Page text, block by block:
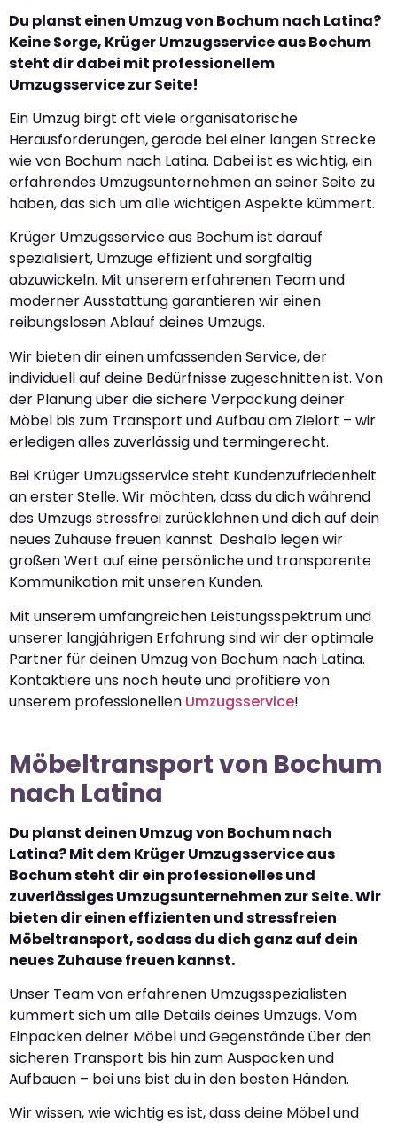
Du planst einen Umzug von Bochum nach Latina?
Keine Sorge, Krüger Umzugsservice aus Bochum
steht dir dabei mit professionellem
Umzugsservice zur Seite!
Ein Umzug birgt oft viele organisatorische
Herausforderungen, gerade bei einer langen Strecke
wie von Bochum nach Latina. Dabei ist es wichtig, ein
erfahrendes Umzugsunternehmen an seiner Seite zu
haben, das sich um alle wichtigen Aspekte kümmert.
Krüger Umzugsservice aus Bochum ist darauf
spezialisiert, Umzüge effizient und sorgfältig
abzuwickeln. Mit unserem erfahrenen Team und
moderner Ausstattung garantieren wir einen
reibungslosen Ablauf deines Umzugs.
Wir bieten dir einen umfassenden Service, der
individuell auf deine Bedürfnisse zugeschnitten ist. Von
der Planung über die sichere Verpackung deiner
Möbel bis zum Transport und Aufbau am Zielort – wir
erledigen alles zuverlässig und termingerecht.
Bei Krüger Umzugsservice steht Kundenzufriedenheit
an erster Stelle. Wir möchten, dass du dich während
des Umzugs stressfrei zurücklehnen und dich auf dein
neues Zuhause freuen kannst. Deshalb legen wir
großen Wert auf eine persönliche und transparente
Kommunikation mit unseren Kunden.
Mit unserem umfangreichen Leistungsspektrum und
unserer langjährigen Erfahrung sind wir der optimale
Partner für deinen Umzug von Bochum nach Latina.
Kontaktiere uns noch heute und profitiere von
unserem professionellen Umzugsservice!
Möbeltransport von Bochum
nach Latina
Du planst deinen Umzug von Bochum nach
Latina? Mit dem Krüger Umzugsservice aus
Bochum steht dir ein professionelles und
zuverlässiges Umzugsunternehmen zur Seite. Wir
bieten dir einen effizienten und stressfreien
Möbeltransport, sodass du dich ganz auf dein
neues Zuhause freuen kannst.
Unser Team von erfahrenen Umzugsspezialisten
kümmert sich um alle Details deines Umzugs. Vom
Einpacken deiner Möbel und Gegenstände über den
sicheren Transport bis hin zum Auspacken und
Aufbauen – bei uns bist du in den besten Händen.
Wir wissen, wie wichtig es ist, dass deine Möbel und